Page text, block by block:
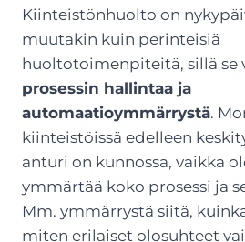
Kiinteistönhuolto on
muutakin kuin perinteisiä
huoltotoimenpiteitä, sillä se
prosessin hallintaa ja
automaatioymmärrystä.
kiinteistöissä edelleen
anturi on kunnossa, vaikka
ymmärtää koko prosessi ja
Mm. ymmärrystä siitä,
miten erilaiset olosuhteet